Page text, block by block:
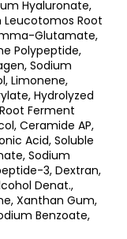
Hyaluronate,
Leucotomos Root
Glutamate,
Polypeptide,
Sodium
Limonene,
Hydrolyzed
Ferment
Ceramide AP,
Acid, Soluble
Sodium
3, Dextran,
Denat.,
Xanthan Gum,
Benzoate,